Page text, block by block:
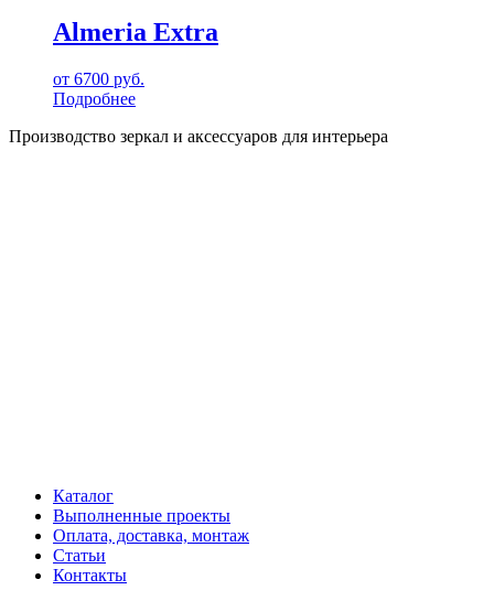
Almeria Extra
от 6700 руб.
Подробнее
Производство зеркал и аксессуаров для интерьера
Каталог
Выполненные проекты
Оплата, доставка, монтаж
Статьи
Контакты